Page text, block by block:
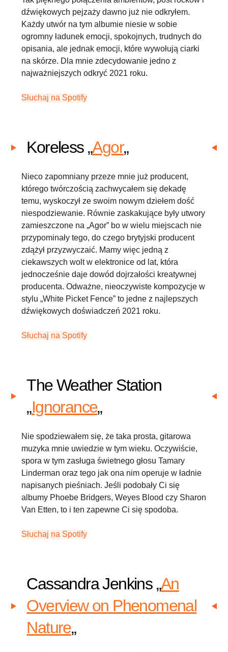
dźwiękowych pejzaży dawno już nie odkryłem.
Każdy utwór na tym albumie niesie w sobie
ogromny ładunek emocji, spokojnych, trudnych do
opisania, ale jednak emocji, które wywołują ciarki
na skórze. Dla mnie zdecydowanie jedno z
najważniejszych odkryć 2021 roku.
Słuchaj na Spotify
Koreless „Agor„
Nieco zapomniany przeze mnie już producent,
którego twórczością zachwycałem się dekadę
temu, wyskoczył ze swoim nowym dziełem dość
niespodziewanie. Równie zaskakujące były utwory
zamieszczone na „Agor” bo w wielu miejscach nie
przypominały tego, do czego brytyjski producent
zdążył przyzwyczaić. Mamy więc jedną z
ciekawszych wolt w elektronice od lat, która
jednocześnie daje dowód dojrzałości kreatywnej
producenta. Odważne, nieoczywiste kompozycje w
stylu „White Picket Fence” to jedne z najlepszych
dźwiękowych doświadczeń 2021 roku.
Słuchaj na Spotify
The Weather Station
„Ignorance„
Nie spodziewałem się, że taka prosta, gitarowa
muzyka mnie uwiedzie w tym wieku. Oczywiście,
spora w tym zasługa świetnego głosu Tamary
Linderman oraz tego jak ona nim operuje w ładnie
napisanych pieśniach. Jeśli podobały Ci się
albumy Phoebe Bridgers, Weyes Blood czy Sharon
Van Etten, to i ten zapewne Ci się spodoba.
Słuchaj na Spotify
Cassandra Jenkins „An
Overview on Phenomenal
Nature„